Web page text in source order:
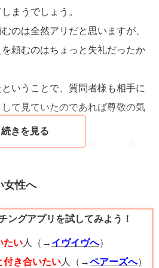
まうでしょう。
のは全然アリだと思いますが、
頼むのはちょっと失礼だったか
いうことで、質問者様も相手に
て見ていたのであれば尊敬の気
す。
飲み会後に二人で飲もうと誘っ
いと思いますよ。
女性へ
ングアプリを試してみよう！
たい人（→ イヴイヴへ）
付き合いたい人（→ペアーズへ）